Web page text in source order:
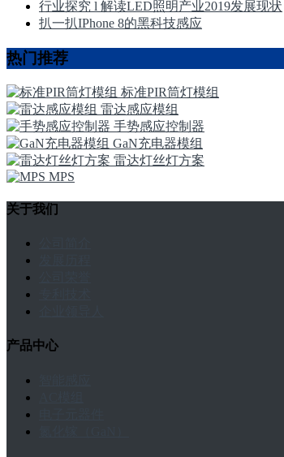
行业探究 l 解读LED照明产业2019发展现状
扒一扒IPhone 8的黑科技感应
热门推荐
标准PIR筒灯模组
雷达感应模组
手势感应控制器
GaN充电器模组
雷达灯丝灯方案
MPS
关于我们
产品中心